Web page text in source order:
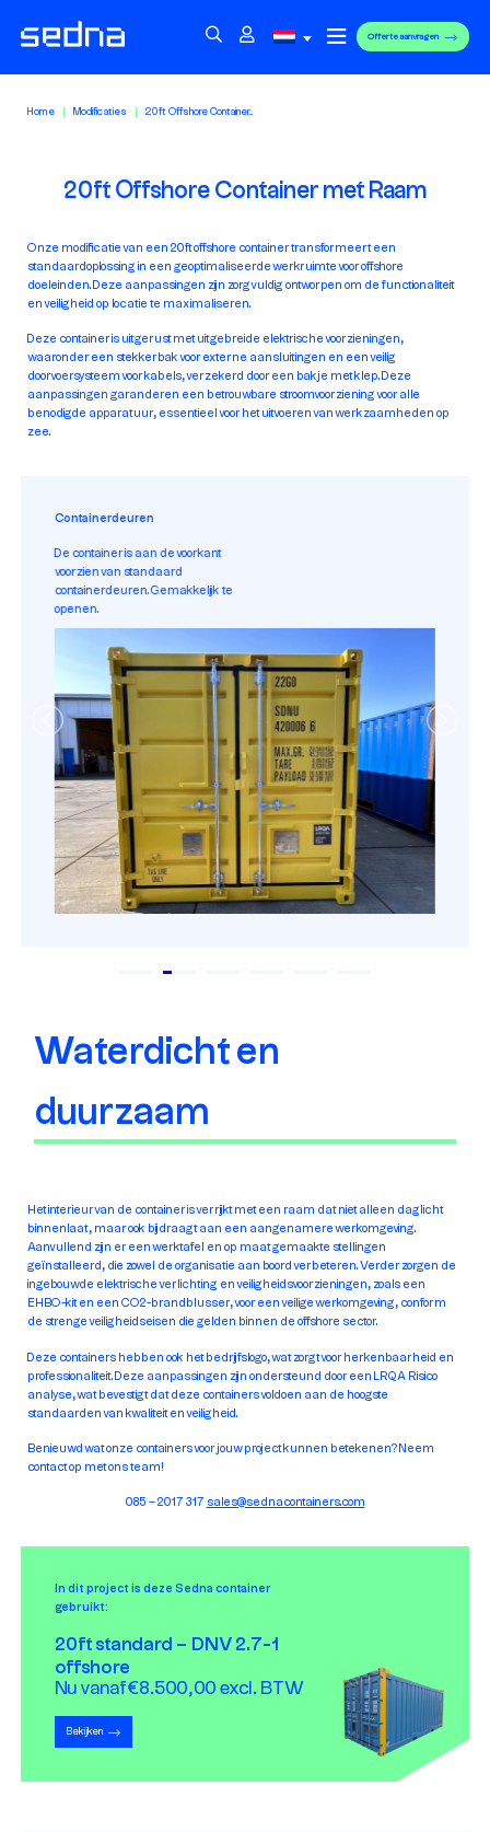
Offerte aanvragen
Home Modificaties 20ft Offshore Container...
20ft Offshore Container met Raam
Onze modificatie van een 20ft offshore container transformeert een
standaardoplossing in een geoptimaliseerde werkruimte voor offshore
doeleinden. Deze aanpassingen zijn zorgvuldig ontworpen om de functionaliteit
en veiligheid op locatie te maximaliseren.
Deze container is uitgerust met uitgebreide elektrische voorzieningen,
waaronder een stekkerbak voor externe aansluitingen en een veilig
doorvoersysteem voor kabels, verzekerd door een bakje met klep. Deze
aanpassingen garanderen een betrouwbare stroomvoorziening voor alle
benodigde apparatuur, essentieel voor het uitvoeren van werkzaamheden op
zee.
Containerdeuren
De container is aan de voorkant
voorzien van standaard
containerdeuren. Gemakkelijk te
openen.
Waterdicht en
duurzaam
Het interieur van de container is verrijkt met een raam dat niet alleen daglicht
binnenlaat, maar ook bijdraagt aan een aangenamere werkomgeving.
Aanvullend zijn er een werktafel en op maat gemaakte stellingen
geïnstalleerd, die zowel de organisatie aan boord verbeteren. Verder zorgen de
ingebouwde elektrische verlichting en veiligheidsvoorzieningen, zoals een
EHBO-kit en een CO2-brandblusser, voor een veilige werkomgeving, conform
de strenge veiligheidseisen die gelden binnen de offshore sector.
Deze containers hebben ook het bedrijfslogo, wat zorgt voor herkenbaarheid en
professionaliteit. Deze aanpassingen zijn ondersteund door een LRQA Risico
analyse, wat bevestigt dat deze containers voldoen aan de hoogste
standaarden van kwaliteit en veiligheid.
Benieuwd wat onze containers voor jouw project kunnen betekenen? Neem
contact op met ons team!
085 – 2017 317 sales@sednacontainers.com
In dit project is deze Sedna container
gebruikt:
20ft standard – DNV 2.7-1
offshore
Nu vanaf €8.500,00 excl. BTW
Bekijken